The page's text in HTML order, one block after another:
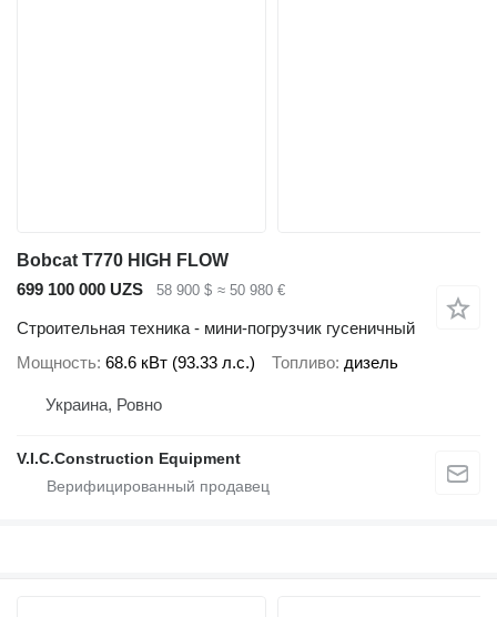
Bobcat T770 HIGH FLOW
699 100 000 UZS
58 900 $ ≈ 50 980 €
Строительная техника - мини-погрузчик гусеничный
Мощность 68.6 кВт (93.33 л.с.) Топливо дизель
Украина, Ровно
V.I.C.Construction Equipment